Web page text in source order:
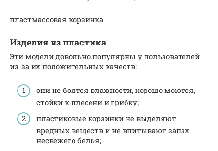
пластмассовая корзинка
Изделия из пластика
Эти модели довольно популярны у пользователей
из-за их положительных качеств:
они не боятся влажности, хорошо моются,
стойки к плесени и грибку;
пластиковые корзинки не выделяют
вредных веществ и не впитывают запах
несвежего белья;